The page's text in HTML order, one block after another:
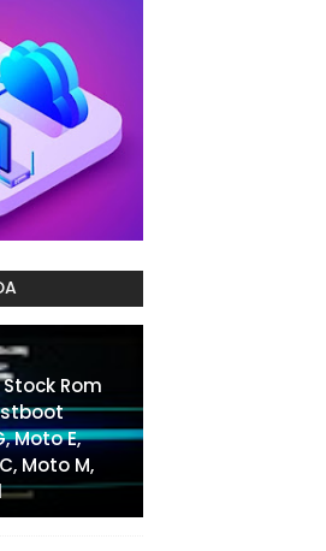
Rom
Moto E,
Moto M,